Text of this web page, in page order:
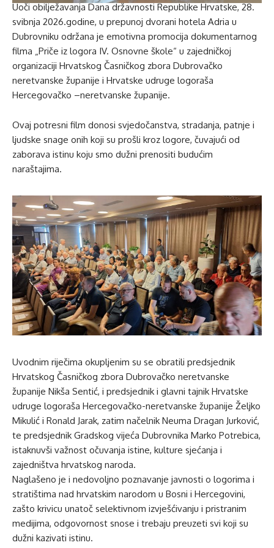
Uoči obilježavanja Dana državnosti Republike Hrvatske, 28.
svibnja 2026.godine, u prepunoj dvorani hotela Adria u
Dubrovniku održana je emotivna promocija dokumentarnog
filma „Priče iz logora IV. Osnovne škole“ u zajedničkoj
organizaciji Hrvatskog Časničkog zbora Dubrovačko
neretvanske županije i Hrvatske udruge logoraša
Hercegovačko –neretvanske županije.
Ovaj potresni film donosi svjedočanstva, stradanja, patnje i
ljudske snage onih koji su prošli kroz logore, čuvajući od
zaborava istinu koju smo dužni prenositi budućim
naraštajima.
Uvodnim riječima okupljenim su se obratili predsjednik
Hrvatskog Časničkog zbora Dubrovačko neretvanske
županije Nikša Sentić, i predsjednik i glavni tajnik Hrvatske
udruge logoraša Hercegovačko-neretvanske županije Željko
Mikulić i Ronald Jarak, zatim načelnik Neuma Dragan Jurković,
te predsjednik Gradskog vijeća Dubrovnika Marko Potrebica,
istaknuvši važnost očuvanja istine, kulture sjećanja i
zajedništva hrvatskog naroda.
Naglašeno je i nedovoljno poznavanje javnosti o logorima i
stratištima nad hrvatskim narodom u Bosni i Hercegovini,
zašto krivicu unatoč selektivnom izvješćivanju i pristranim
medijima, odgovornost snose i trebaju preuzeti svi koji su
dužni kazivati istinu.